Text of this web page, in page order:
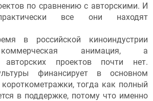
по сравнению с авторскими. И
все они находят
в российской киноиндустрии
анимация, а
авторских проектов почти нет.
финансирует в основном
тогда как полный
в поддержке, потому что именно